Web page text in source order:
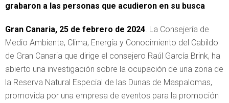
grabaron a las personas que acudieron en su busca
Gran Canaria, 25 de febrero de 2024. La Consejería de
Medio Ambiente, Clima, Energía y Conocimiento del Cabildo
de Gran Canaria que dirige el consejero Raúl García Brink, ha
abierto una investigación sobre la ocupación de una zona de
la Reserva Natural Especial de las Dunas de Maspalomas,
promovida por una empresa de eventos para la promoción